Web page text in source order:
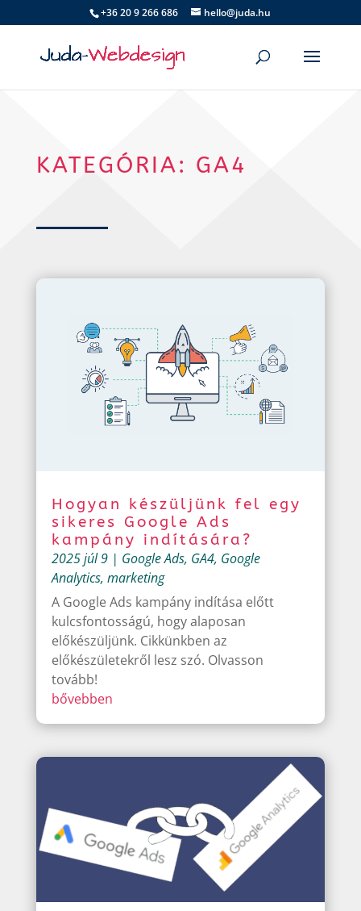
+36 20 9 266 686 hello@juda.hu
KATEGÓRIA: GA4
Hogyan készüljünk fel egy
sikeres Google Ads
kampány indítására?
2025 júl 9| Google Ads, GA4, Google
Analytics, marketing
A Google Ads kampány indítása előtt
kulcsfontosságú, hogy alaposan
előkészüljünk. Cikkünkben az
előkészületekről lesz szó. Olvasson
tovább!
bővebben